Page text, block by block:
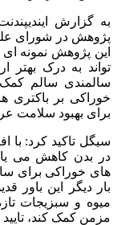
به گزارش
پژوهش در شورای
این پژوهش نمونه‌
تواند به درک بهتر
سالمندی سالم
خوراکی بر
برای بهبود سلامت
سیگل تاکید کرد:
در بدن کاهش می‌
های خوراکی برای
بار دیگر این باور
میوه‌ و سبزیجات
مزمن کمک کند،